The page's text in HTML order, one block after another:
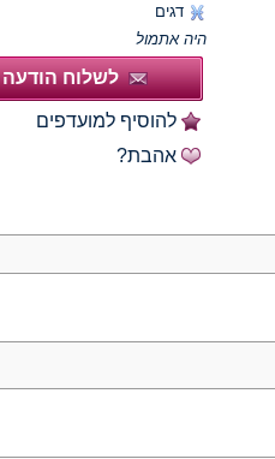
דגים
היה אתמול
לשלוח הודעה
להוסיף למועדפים
אהבת?